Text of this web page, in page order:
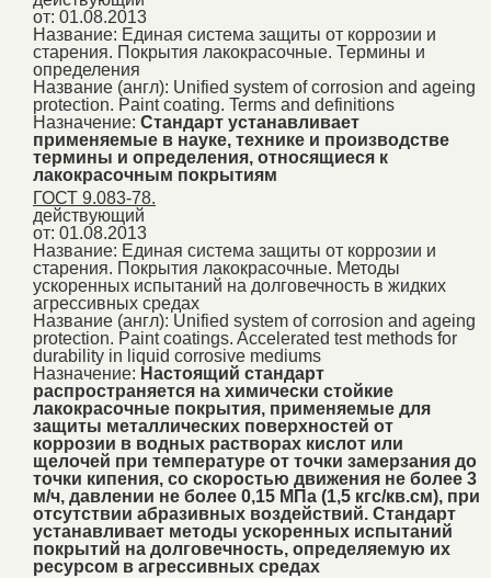
от: 01.08.2013
Название: Единая система защиты от коррозии и
старения. Покрытия лакокрасочные. Термины и
определения
Название (англ): Unified system of corrosion and ageing
protection. Paint coating. Terms and definitions
Назначение: Стандарт устанавливает
применяемые в науке, технике и производстве
термины и определения, относящиеся к
лакокрасочным покрытиям
ГОСТ 9.083-78.
действующий
от: 01.08.2013
Название: Единая система защиты от коррозии и
старения. Покрытия лакокрасочные. Методы
ускоренных испытаний на долговечность в жидких
агрессивных средах
Название (англ): Unified system of corrosion and ageing
protection. Paint coatings. Accelerated test methods for
durability in liquid corrosive mediums
Назначение: Настоящий стандарт
распространяется на химически стойкие
лакокрасочные покрытия, применяемые для
защиты металлических поверхностей от
коррозии в водных растворах кислот или
щелочей при температуре от точки замерзания до
точки кипения, со скоростью движения не более 3
м/ч, давлении не более 0,15 МПа (1,5 кгс/кв.см), при
отсутствии абразивных воздействий. Стандарт
устанавливает методы ускоренных испытаний
покрытий на долговечность, определяемую их
ресурсом в агрессивных средах